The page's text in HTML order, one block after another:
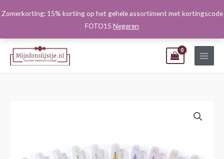
Zomerkorting: 15% korting op het gehele assortiment met kortingscode
FOTO15 Negeren
naar